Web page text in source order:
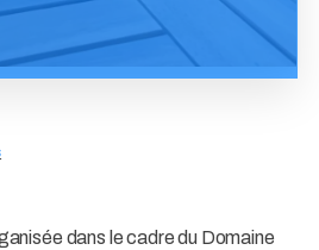
dans le cadre du Domaine